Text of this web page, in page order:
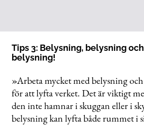
Tips 3: Belysning, belysning
belysning!
»Arbeta mycket med belysning
för att lyfta verket. Det är viktigt
den inte hamnar i skuggan eller i
belysning kan lyfta både rummet i